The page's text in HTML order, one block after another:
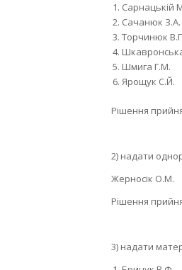
Сарнацькій
Сачанюк З.А.
Торчинюк
Шмига Г.М.
Ярощук С.Й.
Рішення
2) надати
Жерносік О.М.
Рішення
3) надати